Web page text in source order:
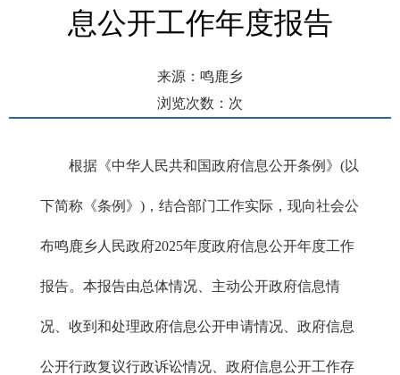
息公开工作年度报告
来源：鸣鹿乡
浏览次数： 次
根据《中华人民共和国政府信息公开条例》(以
下简称《条例》)，结合部门工作实际，现向社会公
布鸣鹿乡人民政府2025年度政府信息公开年度工作
报告。本报告由总体情况、主动公开政府信息情
况、收到和处理政府信息公开申请情况、政府信息
公开行政复议行政诉讼情况、政府信息公开工作存